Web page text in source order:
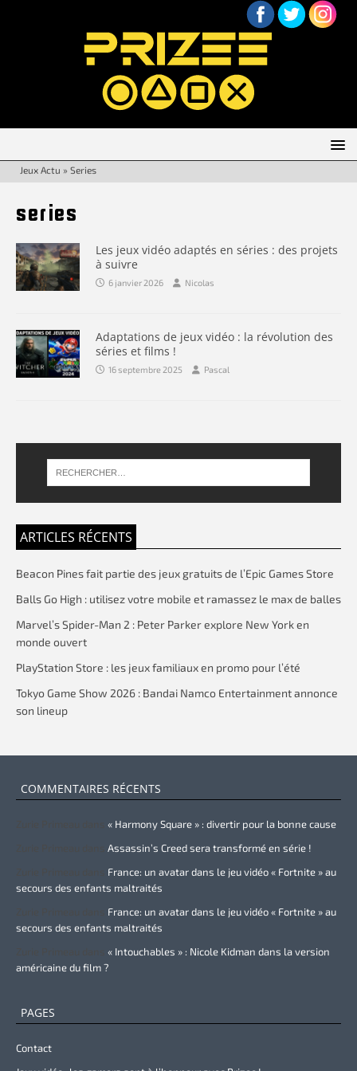
Jeux Actu » Series
series
Les jeux vidéo adaptés en séries : des projets
à suivre
6 janvier 2026 Nicolas
Adaptations de jeux vidéo : la révolution des
séries et films !
16 septembre 2025 Pascal
ARTICLES RÉCENTS
Beacon Pines fait partie des jeux gratuits de l’Epic Games Store
Balls Go High : utilisez votre mobile et ramassez le max de balles
Marvel’s Spider-Man 2 : Peter Parker explore New York en
monde ouvert
PlayStation Store : les jeux familiaux en promo pour l’été
Tokyo Game Show 2026 : Bandai Namco Entertainment annonce
son lineup
COMMENTAIRES RÉCENTS
« Harmony Square » : divertir pour la bonne cause
Assassin’s Creed sera transformé en série !
France: un avatar dans le jeu vidéo « Fortnite » au
secours des enfants maltraités
France: un avatar dans le jeu vidéo « Fortnite » au
secours des enfants maltraités
« Intouchables » : Nicole Kidman dans la version
américaine du film ?
PAGES
Contact